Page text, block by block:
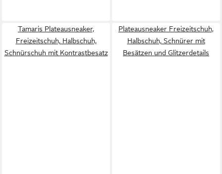
Tamaris Plateausneaker,
Freizeitschuh, Halbschuh,
Schnürschuh mit Kontrastbesatz
Plateausneaker Freizeitschuh,
Halbschuh, Schnürer mit
Besätzen und Glitzerdetails